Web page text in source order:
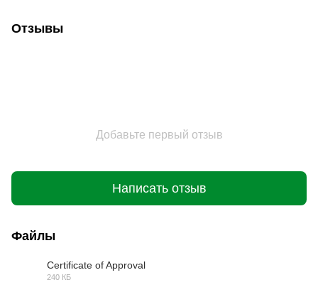
Отзывы
Добавьте первый отзыв
Написать отзыв
Файлы
Certificate of Approval
240 КБ